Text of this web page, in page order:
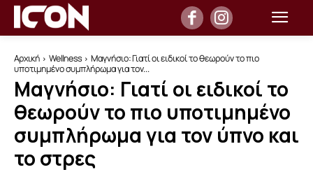
Αρχική Wellness
Μαγνήσιο: Γιατί οι ειδικοί το θεωρούν το πιο
υποτιμημένο συμπλήρωμα για τον...
Μαγνήσιο: Γιατί οι ειδικοί το
θεωρούν το πιο υποτιμημένο
συμπλήρωμα για τον ύπνο και
το στρες